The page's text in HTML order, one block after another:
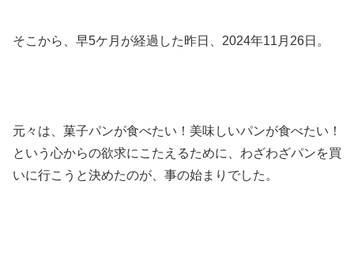
そこから、早5ケ月が経過した昨日、2024年11月26日。
元々は、菓子パンが食べたい！美味しいパンが食べたい！
という心からの欲求にこたえるために、わざわざパンを買
いに行こうと決めたのが、事の始まりでした。